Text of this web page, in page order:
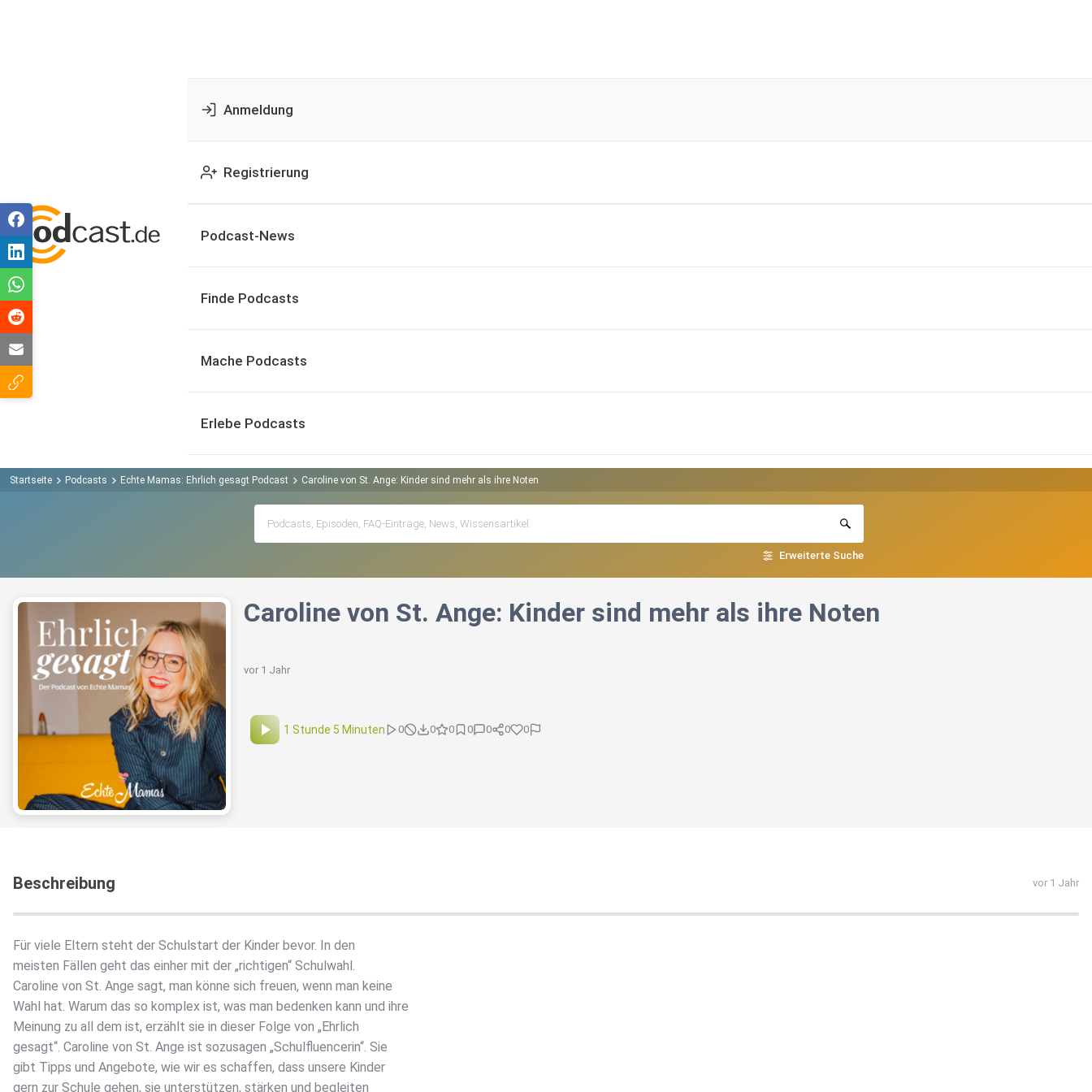
Anmeldung
Registrierung
Podcast-News
Finde Podcasts
Mache Podcasts
Erlebe Podcasts
Startseite Podcasts Echte Mamas: Ehrlich gesagt Podcast Caroline von St. Ange: Kinder sind mehr als ihre Noten
Erweiterte Suche
Caroline von St. Ange: Kinder sind mehr als ihre Noten
vor 1 Jahr
1 Stunde 5 Minuten 0 0 0 0 0 0 0
Beschreibung vor 1 Jahr
Für viele Eltern steht der Schulstart der Kinder bevor. In den
meisten Fällen geht das einher mit der „richtigen“ Schulwahl.
Caroline von St. Ange sagt, man könne sich freuen, wenn man keine
Wahl hat. Warum das so komplex ist, was man bedenken kann und ihre
Meinung zu all dem ist, erzählt sie in dieser Folge von „Ehrlich
gesagt“. Caroline von St. Ange ist sozusagen „Schulfluencerin“. Sie
gibt Tipps und Angebote, wie wir es schaffen, dass unsere Kinder
gern zur Schule gehen, sie unterstützen, stärken und begleiten